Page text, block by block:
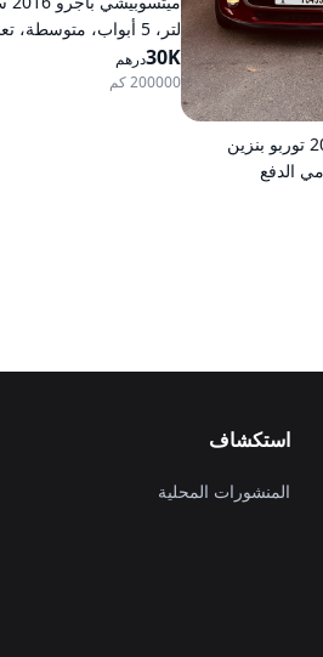
ميني كوبر 2019 توربو بنزين
الدفع
لتر، 5 أبواب، متوسطة،
بالبنزين، أوتوماتيكية، دفع
30Kدرهم
200000 كم
استكشاف
المنشورات المحلية